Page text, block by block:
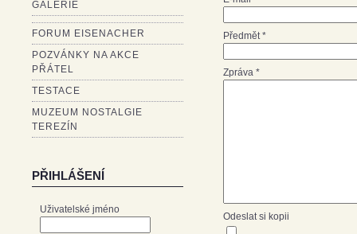
GALERIE
FORUM EISENACHER
POZVÁNKY NA AKCE
PŘÁTEL
TESTACE
MUZEUM NOSTALGIE
TEREZÍN
PŘIHLÁŠENÍ
Uživatelské jméno
Předmět*
Zpráva *
Odeslat si kopii